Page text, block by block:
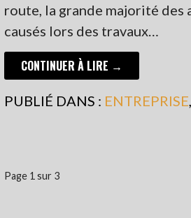
route, la grande majorité des
causés lors des travaux…
CONTINUER À LIRE →
PUBLIÉ DANS : ENTREPRISE
NAVIGATION
Page 1 sur 3